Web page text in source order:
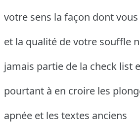
votre sens la façon dont
et la qualité de votre souffle
jamais partie de la check list
pourtant à en croire les
apnée et les textes anciens